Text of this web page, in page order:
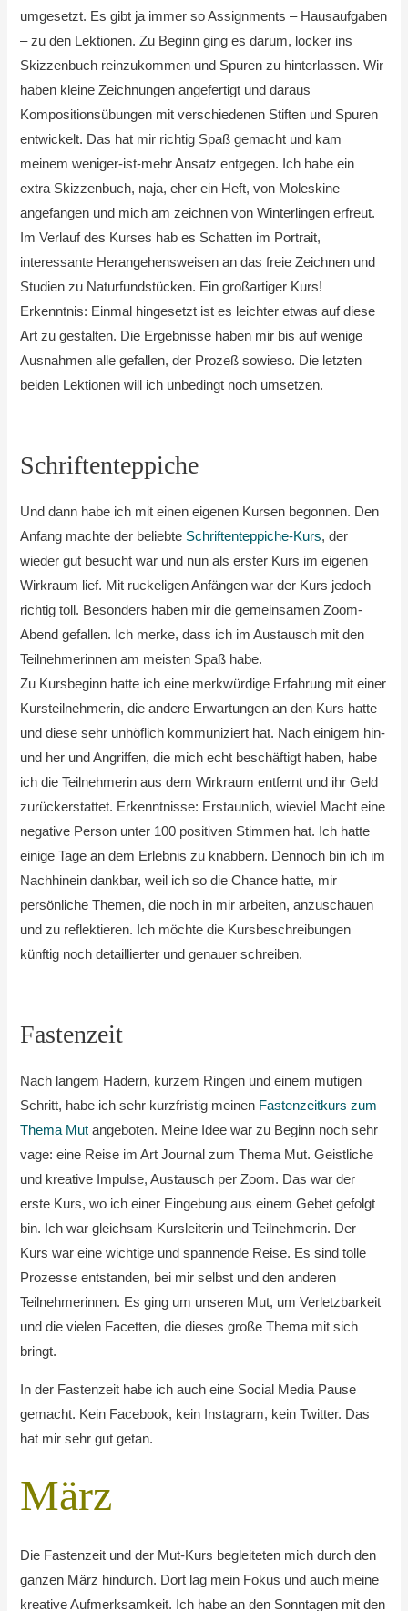
umgesetzt. Es gibt ja immer so Assignments – Hausaufgaben
– zu den Lektionen. Zu Beginn ging es darum, locker ins
Skizzenbuch reinzukommen und Spuren zu hinterlassen. Wir
haben kleine Zeichnungen angefertigt und daraus
Kompositionsübungen mit verschiedenen Stiften und Spuren
entwickelt. Das hat mir richtig Spaß gemacht und kam
meinem weniger-ist-mehr Ansatz entgegen. Ich habe ein
extra Skizzenbuch, naja, eher ein Heft, von Moleskine
angefangen und mich am zeichnen von Winterlingen erfreut.
Im Verlauf des Kurses hab es Schatten im Portrait,
interessante Herangehensweisen an das freie Zeichnen und
Studien zu Naturfundstücken. Ein großartiger Kurs!
Erkenntnis: Einmal hingesetzt ist es leichter etwas auf diese
Art zu gestalten. Die Ergebnisse haben mir bis auf wenige
Ausnahmen alle gefallen, der Prozeß sowieso. Die letzten
beiden Lektionen will ich unbedingt noch umsetzen.
Schriftenteppiche
Und dann habe ich mit einen eigenen Kursen begonnen. Den
Anfang machte der beliebte Schriftenteppiche-Kurs, der
wieder gut besucht war und nun als erster Kurs im eigenen
Wirkraum lief. Mit ruckeligen Anfängen war der Kurs jedoch
richtig toll. Besonders haben mir die gemeinsamen Zoom-
Abend gefallen. Ich merke, dass ich im Austausch mit den
Teilnehmerinnen am meisten Spaß habe.
Zu Kursbeginn hatte ich eine merkwürdige Erfahrung mit einer
Kursteilnehmerin, die andere Erwartungen an den Kurs hatte
und diese sehr unhöflich kommuniziert hat. Nach einigem hin-
und her und Angriffen, die mich echt beschäftigt haben, habe
ich die Teilnehmerin aus dem Wirkraum entfernt und ihr Geld
zurückerstattet. Erkenntnisse: Erstaunlich, wieviel Macht eine
negative Person unter 100 positiven Stimmen hat. Ich hatte
einige Tage an dem Erlebnis zu knabbern. Dennoch bin ich im
Nachhinein dankbar, weil ich so die Chance hatte, mir
persönliche Themen, die noch in mir arbeiten, anzuschauen
und zu reflektieren. Ich möchte die Kursbeschreibungen
künftig noch detaillierter und genauer schreiben.
Fastenzeit
Nach langem Hadern, kurzem Ringen und einem mutigen
Schritt, habe ich sehr kurzfristig meinen Fastenzeitkurs zum
Thema Mut angeboten. Meine Idee war zu Beginn noch sehr
vage: eine Reise im Art Journal zum Thema Mut. Geistliche
und kreative Impulse, Austausch per Zoom. Das war der
erste Kurs, wo ich einer Eingebung aus einem Gebet gefolgt
bin. Ich war gleichsam Kursleiterin und Teilnehmerin. Der
Kurs war eine wichtige und spannende Reise. Es sind tolle
Prozesse entstanden, bei mir selbst und den anderen
Teilnehmerinnen. Es ging um unseren Mut, um Verletzbarkeit
und die vielen Facetten, die dieses große Thema mit sich
bringt.
In der Fastenzeit habe ich auch eine Social Media Pause
gemacht. Kein Facebook, kein Instagram, kein Twitter. Das
hat mir sehr gut getan.
März
Die Fastenzeit und der Mut-Kurs begleiteten mich durch den
ganzen März hindurch. Dort lag mein Fokus und auch meine
kreative Aufmerksamkeit. Ich habe an den Sonntagen mit den